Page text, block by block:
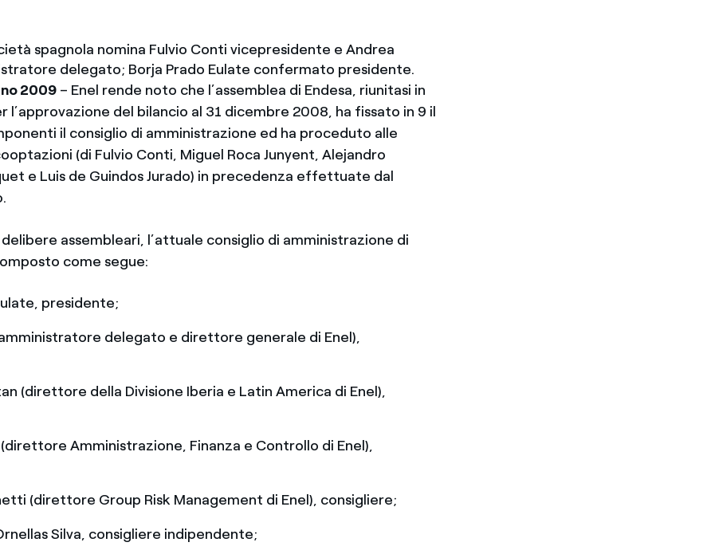
spagnola nomina Fulvio Conti vicepresidente e Andrea
delegato; Borja Prado Eulate confermato presidente.
2009 – Enel rende noto che l’assemblea di Endesa, riunitasi in
l’approvazione del bilancio al 31 dicembre 2008, ha fissato in 9 il
il consiglio di amministrazione ed ha proceduto alle
(di Fulvio Conti, Miguel Roca Junyent, Alejandro
e Luis de Guindos Jurado) in precedenza effettuate dal
assembleari, l’attuale consiglio di amministrazione di
come segue:
presidente;
delegato e direttore generale di Enel),
(direttore della Divisione Iberia e Latin America di Enel),
Amministrazione, Finanza e Controllo di Enel),
(direttore Group Risk Management di Enel), consigliere;
Silva, consigliere indipendente;